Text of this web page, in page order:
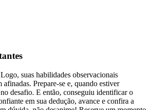
suas habilidades observacionais
afinadas. Prepare-se e, quando estiver
desafio. E então, conseguiu identificar o
em sua dedução, avance e confira a